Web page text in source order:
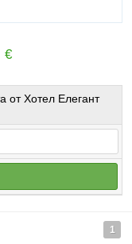
€
от Хотел Елегант
1